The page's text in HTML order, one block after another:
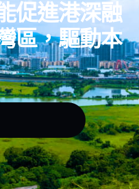
促進港深融
區，驅動本